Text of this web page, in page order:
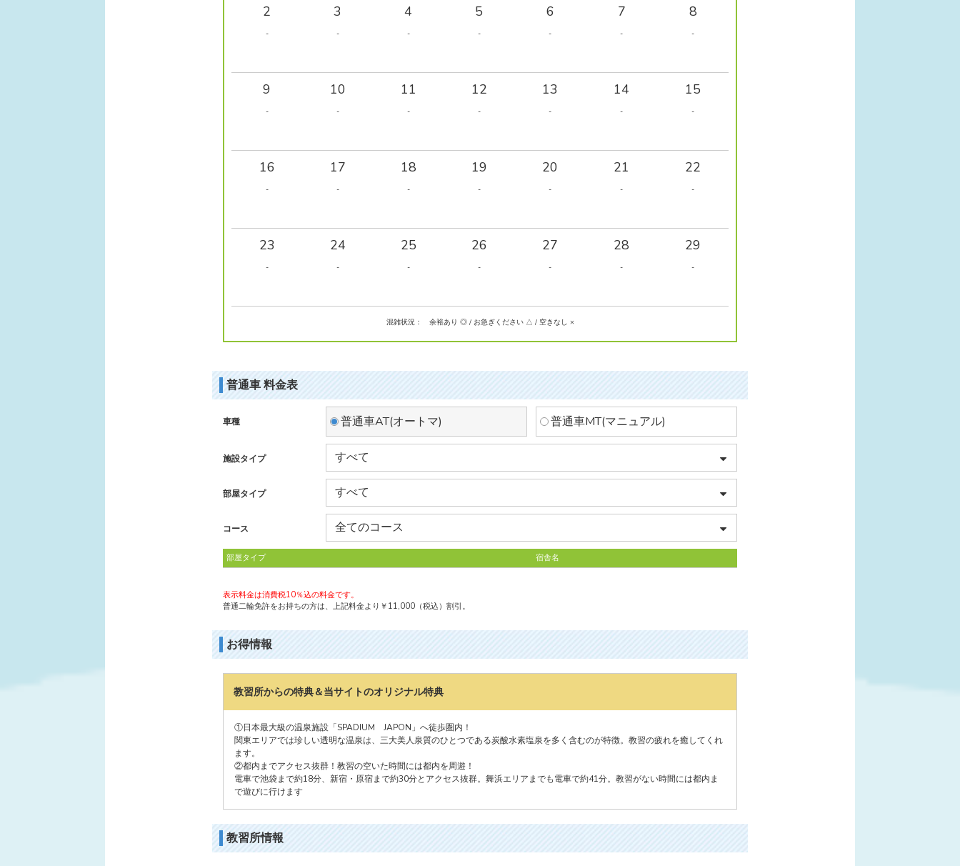
2
-
3
-
4
-
5
-
6
-
7
-
8
-
9
-
10
-
11
-
12
-
13
-
14
-
15
-
16
-
17
-
18
-
19
-
20
-
21
-
22
-
23
-
24
-
25
-
26
-
27
-
28
-
29
-
混雑状況： 余裕あり ◎ / お急ぎください △ / 空きなし ×
普通車 料金表
車種 普通車AT(オートマ) 普通車MT(マニュアル)
施設タイプ
部屋タイプ
コース
部屋タイプ 宿舎名
表示料金は消費税10％込の料金です。
普通二輪免許をお持ちの方は、上記料金より￥11,000（税込）割引。
お得情報
教習所からの特典＆当サイトのオリジナル特典
①日本最大級の温泉施設「SPADIUM JAPON」へ徒歩圏内！
関東エリアでは珍しい透明な温泉は、三大美人泉質のひとつである炭酸水素塩泉を多く含むのが特徴。教習の疲れを癒してくれ
ます。
②都内までアクセス抜群！教習の空いた時間には都内を周遊！
電車で池袋まで約18分、新宿・原宿まで約30分とアクセス抜群。舞浜エリアまでも電車で約41分。教習がない時間には都内ま
で遊びに行けます
教習所情報